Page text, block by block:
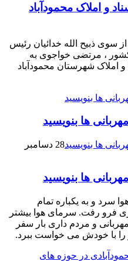
و املاک محمودآباد
سوی ذبیح الله خدائیان رئیس
، مرتضی خواجوی به
و املاک شهرستان محمودآباد
ها بنویسید
28 دسامبر
ها بنویسید
7 دی بود و هوا سرد و به یکباره تمام
فرو رفت. سرمای هوا بیشتر
و مردم داری بار سفر
را با خودش می خواست ببرد.